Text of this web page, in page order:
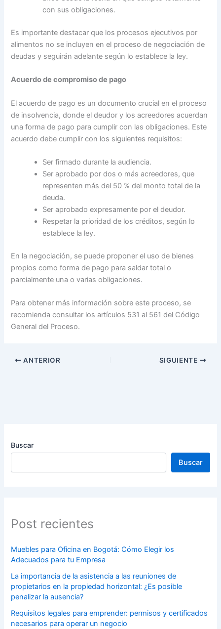
con sus obligaciones.
Es importante destacar que los procesos ejecutivos por
alimentos no se incluyen en el proceso de negociación de
deudas y seguirán adelante según lo establece la ley.
Acuerdo de compromiso de pago
El acuerdo de pago es un documento crucial en el proceso
de insolvencia, donde el deudor y los acreedores acuerdan
una forma de pago para cumplir con las obligaciones. Este
acuerdo debe cumplir con los siguientes requisitos:
Ser firmado durante la audiencia.
Ser aprobado por dos o más acreedores, que
representen más del 50 % del monto total de la
deuda.
Ser aprobado expresamente por el deudor.
Respetar la prioridad de los créditos, según lo
establece la ley.
En la negociación, se puede proponer el uso de bienes
propios como forma de pago para saldar total o
parcialmente una o varias obligaciones.
Para obtener más información sobre este proceso, se
recomienda consultar los artículos 531 al 561 del Código
General del Proceso.
ANTERIOR SIGUIENTE
Buscar
Buscar
Post recientes
Muebles para Oficina en Bogotá: Cómo Elegir los
Adecuados para tu Empresa
La importancia de la asistencia a las reuniones de
propietarios en la propiedad horizontal: ¿Es posible
penalizar la ausencia?
Requisitos legales para emprender: permisos y certificados
necesarios para operar un negocio